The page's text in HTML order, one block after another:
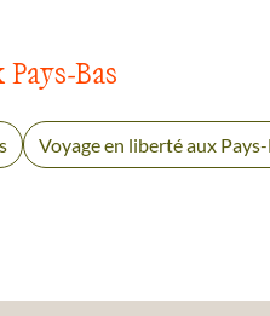
Bas
Voyage en liberté aux